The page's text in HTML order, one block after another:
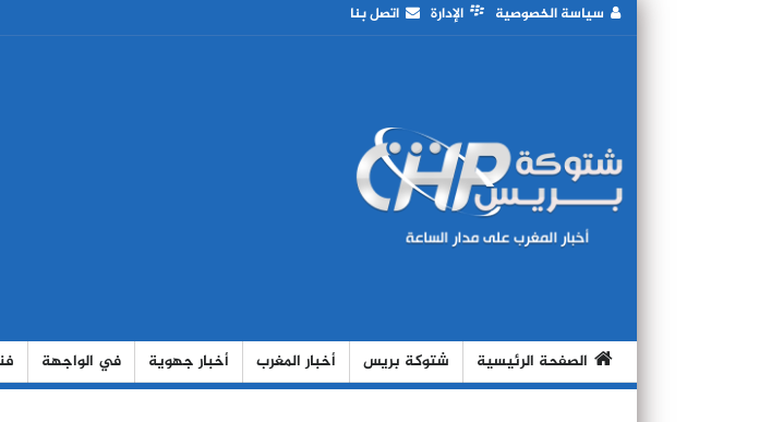
سياسة الخصوصية الإدارة اتصل بنا
الصفحة الرئيسية شتوكة بريس أخبار المغرب أخبار جهوية في الواجهة